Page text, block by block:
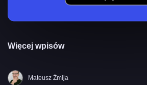
Więcej wpisów
Mateusz Żmija